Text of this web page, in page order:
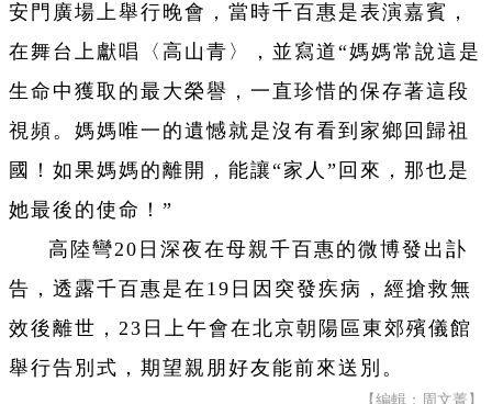
安門廣場上舉行晚會，當時千百惠是表演嘉賓，
在舞台上獻唱〈高山青〉，並寫道“媽媽常說這是
生命中獲取的最大榮譽，一直珍惜的保存著這段
視頻。媽媽唯一的遺憾就是沒有看到家鄉回歸祖
國！如果媽媽的離開，能讓“家人”回來，那也是
她最後的使命！”
高陸彎20日深夜在母親千百惠的微博發出訃
告，透露千百惠是在19日因突發疾病，經搶救無
效後離世，23日上午會在北京朝陽區東郊殯儀館
舉行告別式，期望親朋好友能前來送別。
【編輯：周文菁】